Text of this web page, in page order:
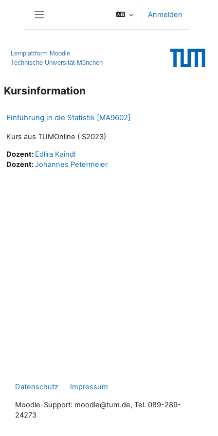
Anmelden
Lernplattform Moodle
Technische Universität München
Kursinformation
Einführung in die Statistik [MA9602]
Kurs aus TUMOnline ( S2023)
Dozent: Edlira Kaindl
Dozent:Johannes Petermeier
Datenschutz Impressum
Moodle-Support: moodle@tum.de, Tel. 089-289-
24273